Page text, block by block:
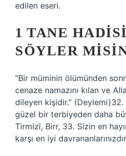
edilen eseri.
1 TANE
SÖYLER
“Bir müminin ölümünden
cenaze namazını kılan ve
dileyen kişidir.”
güzel bir terbiyeden daha
Tirmizî, Birr, 33. Sizin en
karşı en iyi